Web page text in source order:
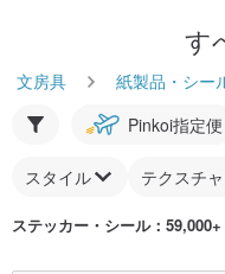
す
文房具 紙製品・シー
Pinkoi指定便
スタイル テクスチャ
ステッカー・シール：